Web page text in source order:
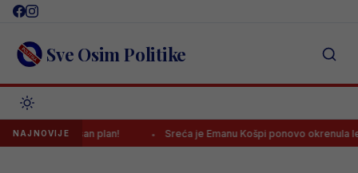
Skip
content Sve Osim Politike
NAJNOVIJE
jasan plan! Sreća je Emanu Košpi ponovo okrenula leđa